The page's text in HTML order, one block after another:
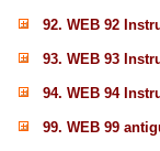
92. WEB 92
93. WEB 93
94. WEB 94
99. WEB 99